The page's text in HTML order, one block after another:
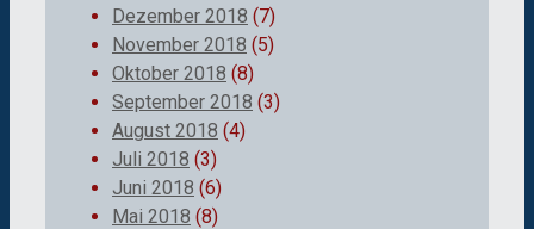
Dezember 2018 (7)
November 2018 (5)
Oktober 2018 (8)
September 2018 (3)
August 2018 (4)
Juli 2018 (3)
Juni 2018 (6)
Mai 2018 (8)